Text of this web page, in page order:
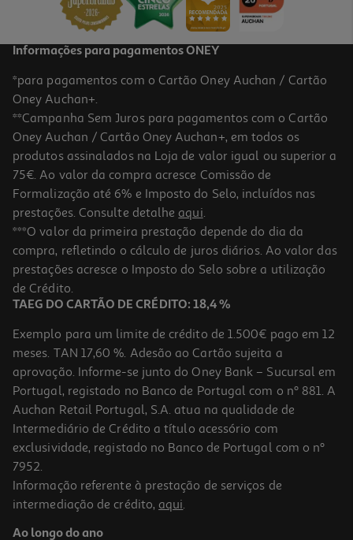
Conj 8 Cabides Madeira Actuel Preto C/barra
6.99 €/un
6,99 €
Conj 6 Cabides Veludo Actuel Verde C/barra
Informações para pagamentos ONEY
*para pagamentos com o Cartão Oney Auchan / Cartão
Oney Auchan+.
**Campanha Sem Juros para pagamentos com o Cartão
Oney Auchan / Cartão Oney Auchan+, em todos os
produtos assinalados na Loja de valor igual ou superior a
75€. Ao valor da compra acresce Comissão de
Formalização até 6% e Imposto do Selo, incluídos nas
prestações. Consulte detalhe aqui.
***O valor da primeira prestação depende do dia da
compra, refletindo o cálculo de juros diários. Ao valor das
prestações acresce o Imposto do Selo sobre a utilização
de Crédito.
TAEG DO CARTÃO DE CRÉDITO: 18,4 %
Exemplo para um limite de crédito de 1.500€ pago em 12
meses. TAN 17,60 %. Adesão ao Cartão sujeita a
aprovação. Informe-se junto do Oney Bank – Sucursal em
Portugal, registado no Banco de Portugal com o nº 881. A
Auchan Retail Portugal, S.A. atua na qualidade de
Intermediário de Crédito a título acessório com
exclusividade, registado no Banco de Portugal com o nº
7952.
Informação referente à prestação de serviços de
intermediação de crédito, aqui.
Ao longo do ano